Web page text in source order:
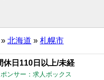
» 北海道 » 札幌市
休日110日以上/未経
ポンサー：求人ボックス